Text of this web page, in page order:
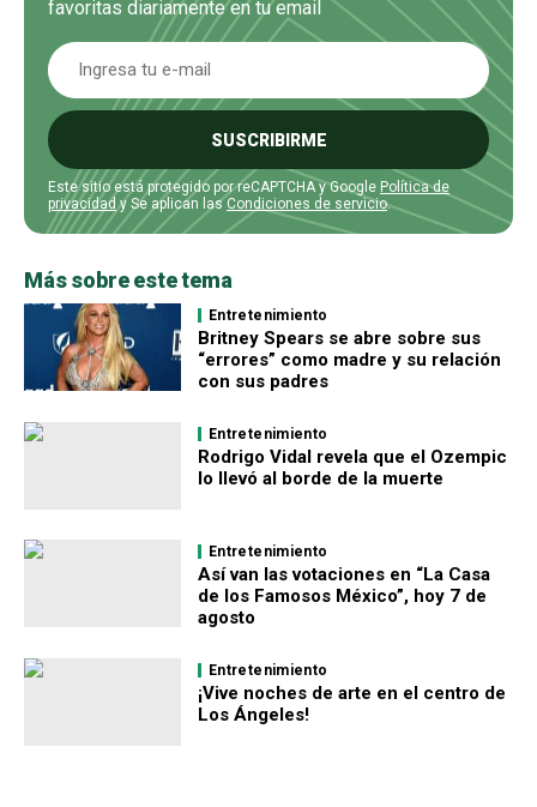
favoritas diariamente en tu email
SUSCRIBIRME
Este sitio está protegido por reCAPTCHA y Google Política de
privacidad y Se aplican lasCondiciones de servicio.
Más sobre este tema
Entretenimiento
Britney Spears se abre sobre sus
“errores” como madre y su relación
con sus padres
Entretenimiento
Rodrigo Vidal revela que el Ozempic
lo llevó al borde de la muerte
Entretenimiento
Así van las votaciones en “La Casa
de los Famosos México”, hoy 7 de
agosto
Entretenimiento
¡Vive noches de arte en el centro de
Los Ángeles!